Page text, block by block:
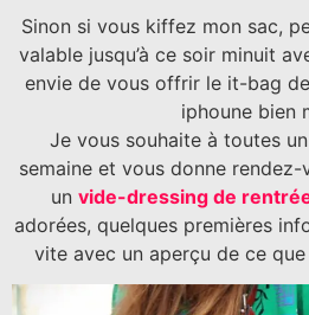
Sinon si vous kiffez mon sac,
valable jusqu’à ce soir minuit
envie de vous offrir le it-bag
iphoune bien
Je vous souhaite à toutes
semaine et vous donne
un vide-dressing de
adorées, quelques premières
vite avec un aperçu de ce